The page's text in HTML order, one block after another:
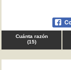
Cuánta razón
(15)